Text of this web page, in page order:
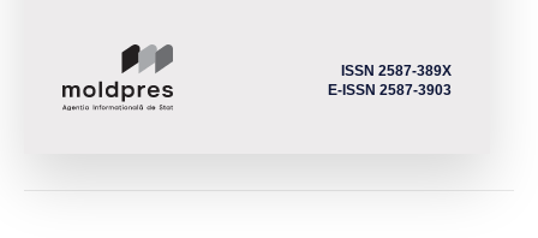
ISSN 2587-389X
E-ISSN 2587-3903